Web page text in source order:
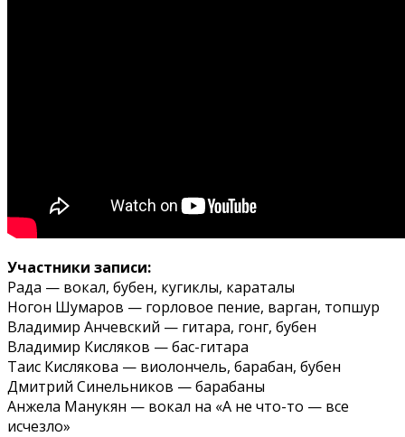
Участники записи:
Рада — вокал, бубен, кугиклы, караталы
Ногон Шумаров — горловое пение, варган, топшур
Владимир Анчевский — гитара, гонг, бубен
Владимир Кисляков — бас-гитара
Таис Кислякова — виолончель, барабан, бубен
Дмитрий Синельников — барабаны
Анжела Манукян — вокал на «А не что-то — все
исчезло»